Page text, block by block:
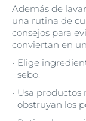
Además de
una rutina de
consejos para
conviertan en
Elige
sebo.
Usa productos
obstruyan los